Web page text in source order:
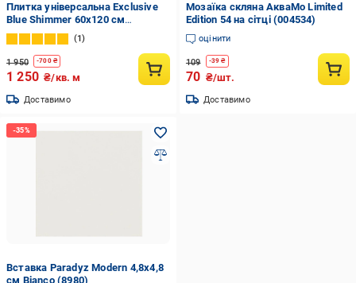
Плитка універсальна Exclusive
Blue Shimmer 60x120 см
(JS12067)
1
1 950 -700₴
1 250 ₴/кв. м
Доставимо
Мозаїка скляна АкваМо Limited
Edition 54 на сітці (004534)
оцінити
109 -39 ₴
70 ₴/шт.
Доставимо
Вставка Paradyz Modern 4,8x4,8
см Bianco (8980)